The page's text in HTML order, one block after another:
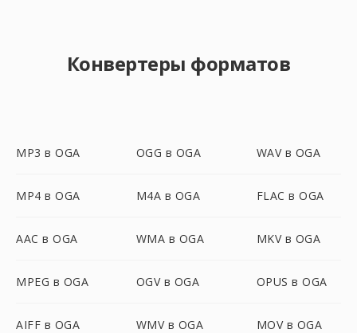
Конвертеры форматов
MP3 в OGA OGG в OGA WAV в OGA
MP4 в OGA M4A в OGA FLAC в OGA
AAC в OGA WMA в OGA MKV в OGA
MPEG в OGA OGV в OGA OPUS в OGA
AIFF в OGA WMV в OGA MOV в OGA